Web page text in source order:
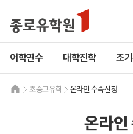
어학연수 대학진학 조
초중고유학 온라인 수속신청
온라인